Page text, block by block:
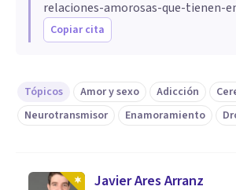
relaciones-amorosas-que-tienen-
Copiar cita
Tópicos Amor y sexo Adicción
Neurotransmisor
Enamoramiento
Javier Ares Arranz